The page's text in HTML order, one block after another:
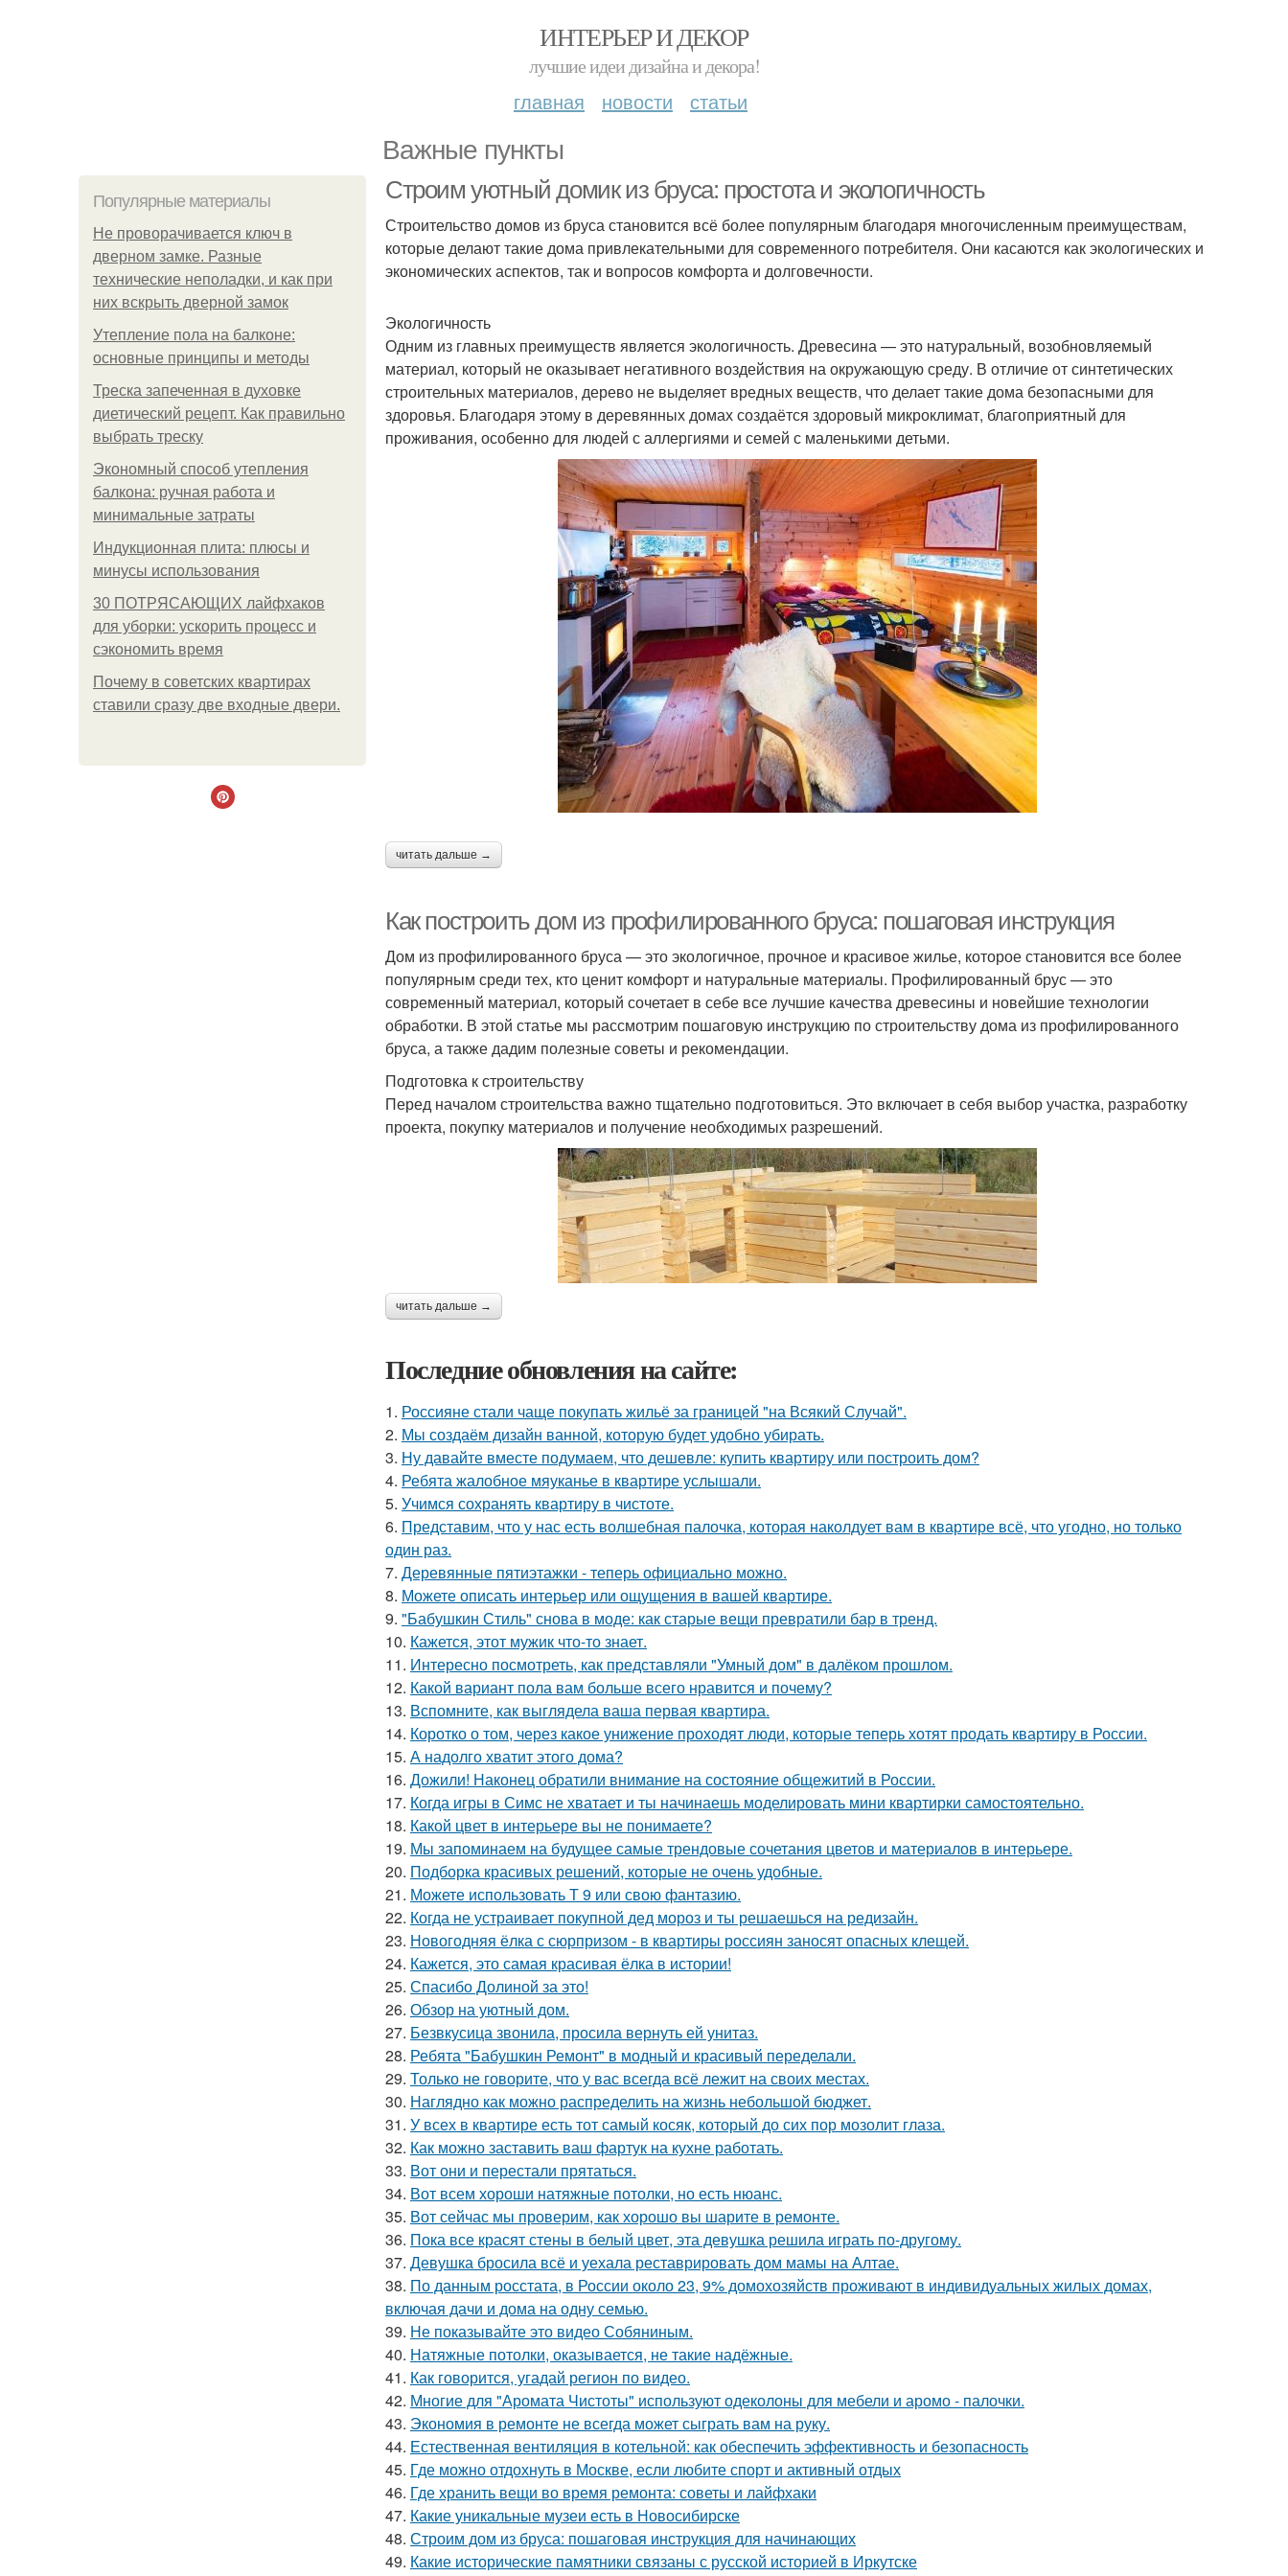
ИНТЕРЬЕР И ДЕКОР
лучшие идеи дизайна и декора!
главная новости статьи
Важные пункты
Популярные материалы
Не проворачивается ключ в
дверном замке. Разные
технические неполадки, и как при
них вскрыть дверной замок
Утепление пола на балконе:
основные принципы и методы
Треска запеченная в духовке
диетический рецепт. Как правильно
выбрать треску
Экономный способ утепления
балкона: ручная работа и
минимальные затраты
Индукционная плита: плюсы и
минусы использования
30 ПОТРЯСАЮЩИХ лайфхаков
для уборки: ускорить процесс и
сэкономить время
Почему в советских квартирах
ставили сразу две входные двери.
Строим уютный домик из бруса: простота и экологичность
Строительство домов из бруса становится всё более популярным благодаря многочисленным преимуществам,
которые делают такие дома привлекательными для современного потребителя. Они касаются как экологических и
экономических аспектов, так и вопросов комфорта и долговечности.
Экологичность
Одним из главных преимуществ является экологичность. Древесина — это натуральный, возобновляемый
материал, который не оказывает негативного воздействия на окружающую среду. В отличие от синтетических
строительных материалов, дерево не выделяет вредных веществ, что делает такие дома безопасными для
здоровья. Благодаря этому в деревянных домах создаётся здоровый микроклимат, благоприятный для
проживания, особенно для людей с аллергиями и семей с маленькими детьми.
читать дальше →
Как построить дом из профилированного бруса: пошаговая инструкция
Дом из профилированного бруса — это экологичное, прочное и красивое жилье, которое становится все более
популярным среди тех, кто ценит комфорт и натуральные материалы. Профилированный брус — это
современный материал, который сочетает в себе все лучшие качества древесины и новейшие технологии
обработки. В этой статье мы рассмотрим пошаговую инструкцию по строительству дома из профилированного
бруса, а также дадим полезные советы и рекомендации.
Подготовка к строительству
Перед началом строительства важно тщательно подготовиться. Это включает в себя выбор участка, разработку
проекта, покупку материалов и получение необходимых разрешений.
читать дальше →
Последние обновления на сайте:
1. Россияне стали чаще покупать жильё за границей "на Всякий Случай".
2. Мы создаём дизайн ванной, которую будет удобно убирать.
3. Ну давайте вместе подумаем, что дешевле: купить квартиру или построить дом?
4. Ребята жалобное мяуканье в квартире услышали.
5. Учимся сохранять квартиру в чистоте.
6. Представим, что у нас есть волшебная палочка, которая наколдует вам в квартире всё, что угодно, но только
один раз.
7. Деревянные пятиэтажки - теперь официально можно.
8. Можете описать интерьер или ощущения в вашей квартире.
9. "Бабушкин Стиль" снова в моде: как старые вещи превратили бар в тренд.
10. Кажется, этот мужик что-то знает.
11. Интересно посмотреть, как представляли "Умный дом" в далёком прошлом.
12. Какой вариант пола вам больше всего нравится и почему?
13. Вспомните, как выглядела ваша первая квартира.
14. Коротко о том, через какое унижение проходят люди, которые теперь хотят продать квартиру в России.
15. А надолго хватит этого дома?
16. Дожили! Наконец обратили внимание на состояние общежитий в России.
17. Когда игры в Симс не хватает и ты начинаешь моделировать мини квартирки самостоятельно.
18. Какой цвет в интерьере вы не понимаете?
19. Мы запоминаем на будущее самые трендовые сочетания цветов и материалов в интерьере.
20. Подборка красивых решений, которые не очень удобные.
21. Можете использовать Т 9 или свою фантазию.
22. Когда не устраивает покупной дед мороз и ты решаешься на редизайн.
23. Новогодняя ёлка с сюрпризом - в квартиры россиян заносят опасных клещей.
24. Кажется, это самая красивая ёлка в истории!
25. Спасибо Долиной за это!
26. Обзор на уютный дом.
27. Безвкусица звонила, просила вернуть ей унитаз.
28. Ребята "Бабушкин Ремонт" в модный и красивый переделали.
29. Только не говорите, что у вас всегда всё лежит на своих местах.
30. Наглядно как можно распределить на жизнь небольшой бюджет.
31. У всех в квартире есть тот самый косяк, который до сих пор мозолит глаза.
32. Как можно заставить ваш фартук на кухне работать.
33. Вот они и перестали прятаться.
34. Вот всем хороши натяжные потолки, но есть нюанс.
35. Вот сейчас мы проверим, как хорошо вы шарите в ремонте.
36. Пока все красят стены в белый цвет, эта девушка решила играть по-другому.
37. Девушка бросила всё и уехала реставрировать дом мамы на Алтае.
38. По данным росстата, в России около 23, 9% домохозяйств проживают в индивидуальных жилых домах,
включая дачи и дома на одну семью.
39. Не показывайте это видео Собяниным.
40. Натяжные потолки, оказывается, не такие надёжные.
41. Как говорится, угадай регион по видео.
42. Многие для "Аромата Чистоты" используют одеколоны для мебели и аромо - палочки.
43. Экономия в ремонте не всегда может сыграть вам на руку.
44. Естественная вентиляция в котельной: как обеспечить эффективность и безопасность
45. Где можно отдохнуть в Москве, если любите спорт и активный отдых
46. Где хранить вещи во время ремонта: советы и лайфхаки
47. Какие уникальные музеи есть в Новосибирске
48. Строим дом из бруса: пошаговая инструкция для начинающих
49. Какие исторические памятники связаны с русской историей в Иркутске